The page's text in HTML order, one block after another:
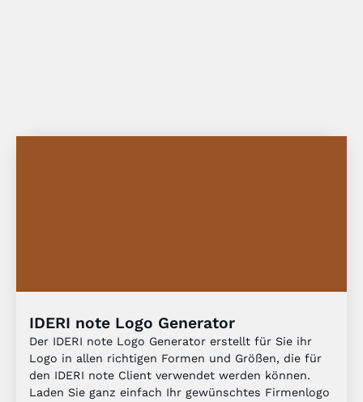
IDERI note Logo Generator
Der IDERI note Logo Generator erstellt für Sie ihr
Logo in allen richtigen Formen und Größen, die für
den IDERI note Client verwendet werden können.
Laden Sie ganz einfach Ihr gewünschtes Firmenlogo